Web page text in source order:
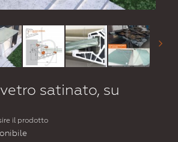
satinato, su
il prodotto